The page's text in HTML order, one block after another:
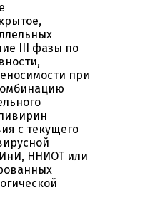
III фазы по
при
с текущего
ННИОТ или